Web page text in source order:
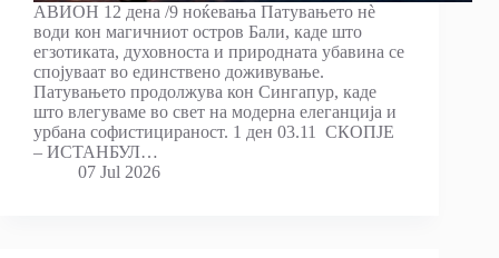
АВИОН 12 дена /9 ноќевања Патувањето нè
води кон магичниот остров Бали, каде што
егзотиката, духовноста и природната убавина се
спојуваат во единствено доживување.
Патувањето продолжува кон Сингапур, каде
што влегуваме во свет на модерна елеганција и
урбана софистицираност. 1 ден 03.11 СКОПЈЕ
– ИСТАНБУЛ…
07 Jul 2026